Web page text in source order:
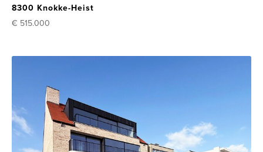
8300 Knokke-Heist
€ 515.000